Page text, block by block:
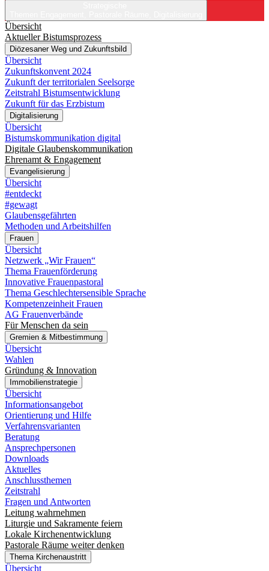
Übersicht
Aktueller Bistumsprozess
Diözesaner Weg und Zukunftsbild
Übersicht
Zukunftskonvent 2024
Zukunft der territorialen Seelsorge
Zeitstrahl Bistumsentwicklung
Zukunft für das Erzbistum
Digitalisierung
Übersicht
Bistumskommunikation digital
Digitale Glaubenskommunikation
Ehrenamt & Engagement
Evangelisierung
Übersicht
#entdeckt
#gewagt
Glaubensgefährten
Methoden und Arbeitshilfen
Frauen
Übersicht
Netzwerk „Wir Frauen“
Thema Frauenförderung
Innovative Frauenpastoral
Thema Geschlechtersensible Sprache
Kompetenzeinheit Frauen
AG Frauenverbände
Für Menschen da sein
Gremien & Mitbestimmung
Übersicht
Wahlen
Gründung & Innovation
Immobilienstrategie
Übersicht
Informationsangebot
Orientierung und Hilfe
Verfahrensvarianten
Beratung
Ansprechpersonen
Downloads
Aktuelles
Anschlussthemen
Zeitstrahl
Fragen und Antworten
Leitung wahrnehmen
Liturgie und Sakramente feiern
Lokale Kirchenentwicklung
Pastorale Räume weiter denken
Thema Kirchenaustritt
Übersicht